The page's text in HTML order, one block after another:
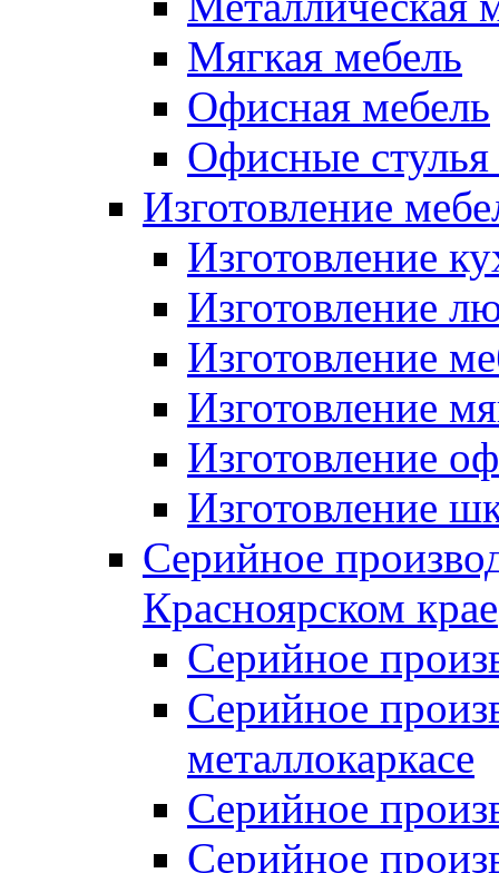
Мягкая мебель
Офисная мебель
Офисные стулья
Изготовление
Изготовление
Изготовление
Изготовление
Изготовление
Изготовление
Изготовление
Серийное
Красноярском крае
Серийное
Серийное
металлокаркасе
Серийное
Серийное